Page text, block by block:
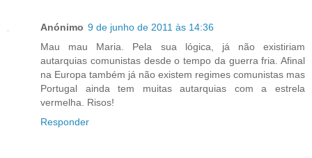
Anónimo 9 de junho de 2011 às 14:36
Mau mau Maria. Pela sua lógica, já não existiriam
autarquias comunistas desde o tempo da guerra fria. Afinal
na Europa também já não existem regimes comunistas mas
Portugal ainda tem muitas autarquias com a estrela
vermelha. Risos!
Responder